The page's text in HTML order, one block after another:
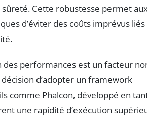
Cette robustesse permet
d’éviter des coûts imprévus liés
des performances est un facteur
d’adopter un framework
comme Phalcon, développé en
une rapidité d’exécution